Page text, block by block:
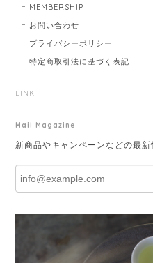
MEMBERSHIP
お問い合わせ
プライバシーポリシー
特定商取引法に基づく表記
LINK
Mail Magazine
新商品やキャンペーンなどの最新